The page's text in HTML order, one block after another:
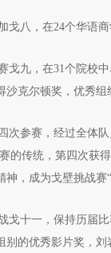
戈八，在24个华语
戈九，在31个院校
沙克尔顿奖，优秀组
次参赛，经过全体
的传统，第四次获
神，成为戈壁挑战赛
戈十一，保持历届
别的优秀影片奖，